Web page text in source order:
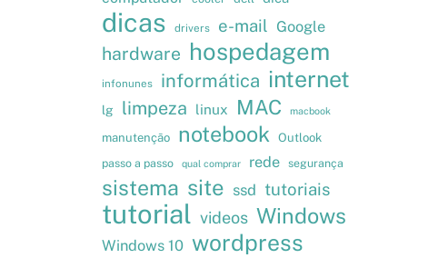
dicas drivers e-mail Google
hardware hospedagem
infonunes informática internet
lg limpeza linux MAC macbook
manutenção notebook
Outlook
passo a passo
qual comprar rede segurança
sistema site ssd tutoriais
tutorial videos Windows
Windows 10 wordpress